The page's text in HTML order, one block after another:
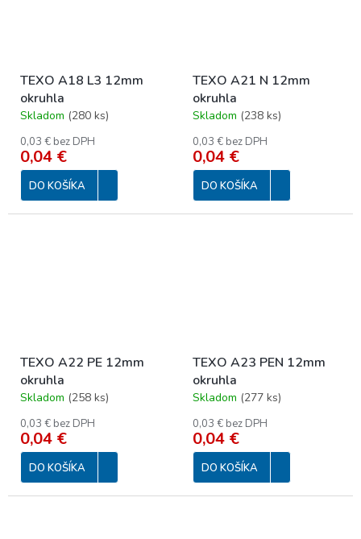
TEXO A18 L3 12mm
okruhla
Skladom (280 ks)
0,03 € bez DPH
0,04 €
DO KOŠÍKA
TEXO A21 N 12mm
okruhla
Skladom (238 ks)
0,03 € bez DPH
0,04 €
DO KOŠÍKA
TEXO A22 PE 12mm
okruhla
Skladom (258 ks)
0,03 € bez DPH
0,04 €
DO KOŠÍKA
TEXO A23 PEN 12mm
okruhla
Skladom (277 ks)
0,03 € bez DPH
0,04 €
DO KOŠÍKA